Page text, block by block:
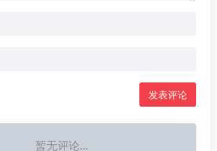
发表评论
暂无评论...